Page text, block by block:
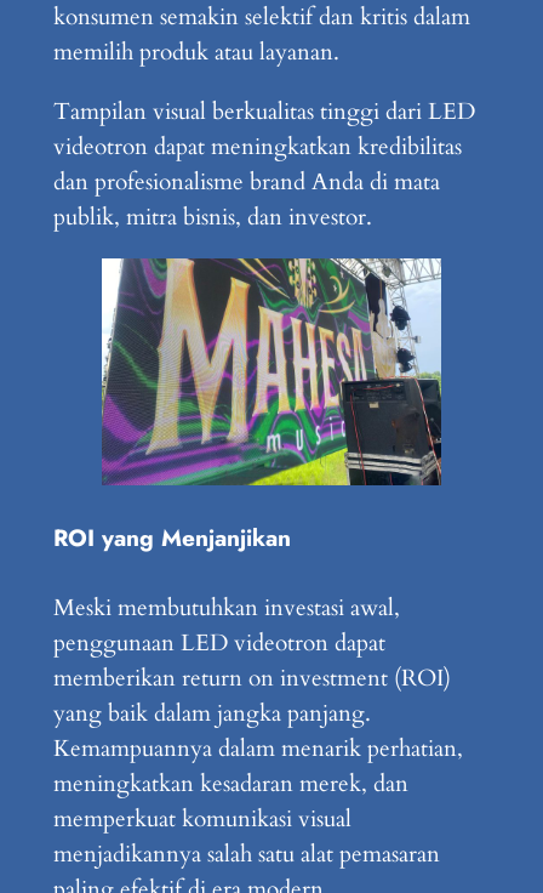
konsumen semakin selektif dan kritis dalam
memilih produk atau layanan.
Tampilan visual berkualitas tinggi dari LED
videotron dapat meningkatkan kredibilitas
dan profesionalisme brand Anda di mata
publik, mitra bisnis, dan investor.
ROI yang Menjanjikan
Meski membutuhkan investasi awal,
penggunaan LED videotron dapat
memberikan return on investment (ROI)
yang baik dalam jangka panjang.
Kemampuannya dalam menarik perhatian,
meningkatkan kesadaran merek, dan
memperkuat komunikasi visual
menjadikannya salah satu alat pemasaran